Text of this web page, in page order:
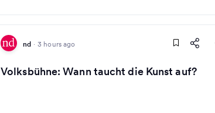
nd · 3 hours ago
Volksbühne: Wann taucht die Kunst auf?